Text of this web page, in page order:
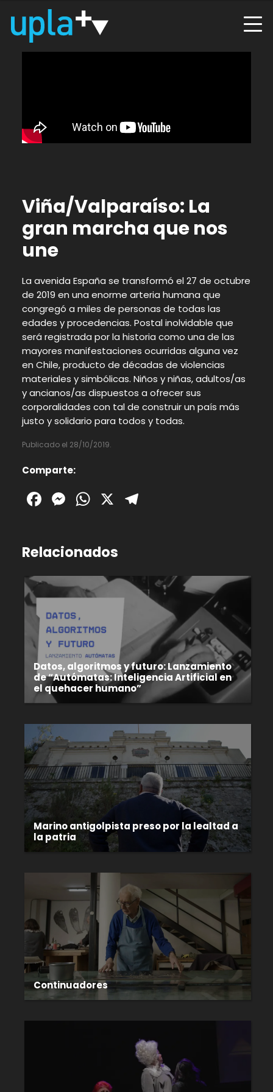
Viña/Valparaíso: La
gran marcha que nos
une
La avenida España se transformó el 27 de octubre
de 2019 en una enorme arteria humana que
congregó a miles de personas de todas las
edades y procedencias. Postal inolvidable que
será registrada por la historia como una de las
mayores manifestaciones ocurridas alguna vez
en Chile, producto de décadas de violencias
materiales y simbólicas. Niños y niñas, adultos/as
y ancianos/as dispuestos a ofrecer sus
corporalidades con tal de construir un país más
justo y solidario para todos y todas.
Publicado el 28/10/2019.
Comparte:
Facebook
Messenger
WhatsApp
X
Relacionados
Datos, algoritmos y futuro: Lanzamiento
de “Autómatas: Inteligencia Artificial en
el quehacer humano”
Marino antigolpista preso por la lealtad a
la patria
Continuadores